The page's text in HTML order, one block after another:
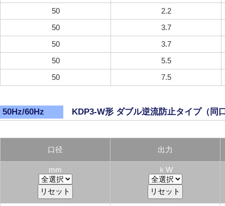
50
2.2
50
3.7
50
3.7
50
5.5
50
7.5
50Hz/60Hz KDP3-W形 ダブル逆流防止タイプ（同
口径 出力
mm ｋW